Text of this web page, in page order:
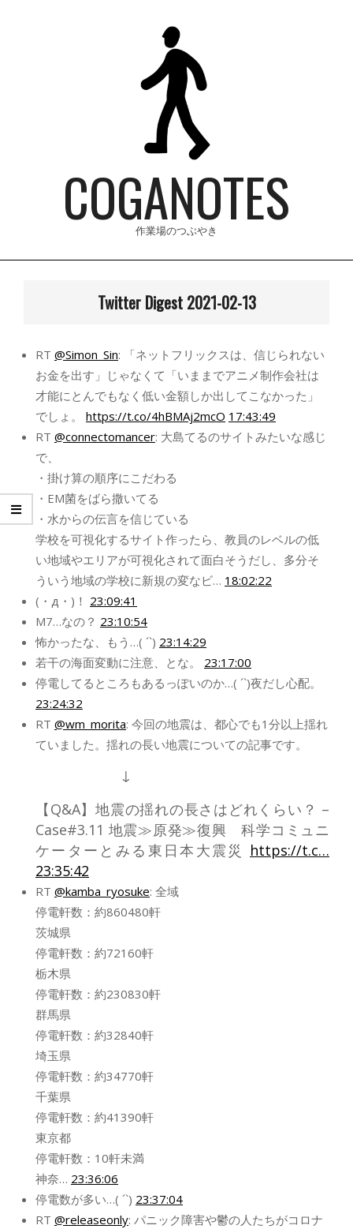
COGANOTES
作業場のつぶやき
Twitter Digest 2021-02-13
RT @Simon_Sin: 「ネットフリックスは、信じられない
お金を出す」じゃなくて「いままでアニメ制作会社は
才能にとんでもなく低い金額しか出してこなかった」
でしょ。 https://t.co/4hBMAj2mcO 17:43:49
RT @connectomancer: 大島てるのサイトみたいな感じ
で、
・掛け算の順序にこだわる
・EM菌をばら撒いてる
・水からの伝言を信じている
学校を可視化するサイト作ったら、教員のレベルの低
い地域やエリアが可視化されて面白そうだし、多分そ
ういう地域の学校に新規の変なビ… 18:02:22
(・д・)！ 23:09:41
M7…なの？ 23:10:54
怖かったな、もう…( ´`) 23:14:29
若干の海面変動に注意、とな。 23:17:00
停電してるところもあるっぽいのか…( ´`)夜だし心配。
23:24:32
RT @wm_morita: 今回の地震は、都心でも1分以上揺れ
ていました。揺れの長い地震についての記事です。
↓
【Q&A】地震の揺れの長さはどれくらい？ –
Case#3.11 地震≫原発≫復興 科学コミュニ
ケーターとみる東日本大震災 https://t.c…
23:35:42
RT @kamba_ryosuke: 全域
停電軒数：約860480軒
茨城県
停電軒数：約72160軒
栃木県
停電軒数：約230830軒
群馬県
停電軒数：約32840軒
埼玉県
停電軒数：約34770軒
千葉県
停電軒数：約41390軒
東京都
停電軒数：10軒未満
神奈… 23:36:06
停電数が多い…( ´`) 23:37:04
RT @releaseonly: パニック障害や鬱の人たちがコロナ